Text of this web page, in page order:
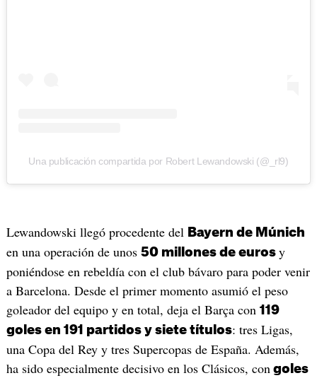
Una publicación compartida por Robert Lewandowski (@_rl9)
Lewandowski llegó procedente del Bayern de Múnich
en una operación de unos 50 millones de euros y
poniéndose en rebeldía con el club bávaro para poder venir
a Barcelona. Desde el primer momento asumió el peso
goleador del equipo y en total, deja el Barça con 119
goles en 191 partidos y siete títulos: tres Ligas,
una Copa del Rey y tres Supercopas de España. Además,
ha sido especialmente decisivo en los Clásicos, con goles